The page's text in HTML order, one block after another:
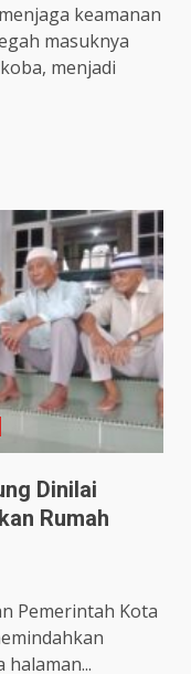
keamanan
masuknya
menjadi
Dinilai
Rumah
Pemerintah Kota
halaman...